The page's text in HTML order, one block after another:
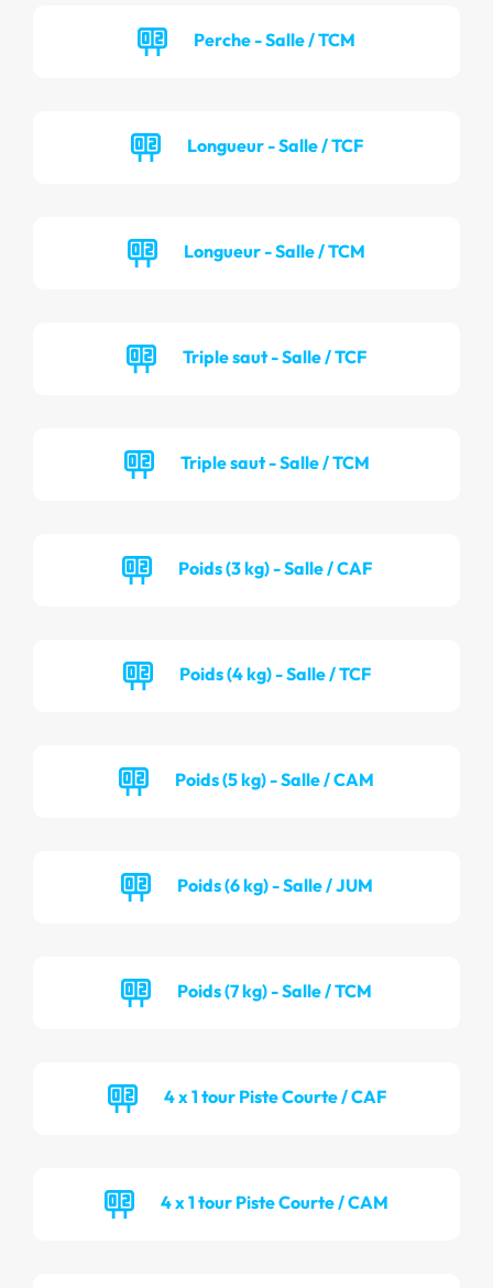
Perche - Salle / TCM
Longueur - Salle / TCF
Longueur - Salle / TCM
Triple saut - Salle / TCF
Triple saut - Salle / TCM
Poids (3 kg) - Salle / CAF
Poids (4 kg) - Salle / TCF
Poids (5 kg) - Salle / CAM
Poids (6 kg) - Salle / JUM
Poids (7 kg) - Salle / TCM
4 x 1 tour Piste Courte / CAF
4 x 1 tour Piste Courte / CAM